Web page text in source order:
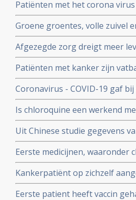
Patiënten met het corona
slechtere prognose om te
Groene groentes, volle zuivel
blijkt uit studie van kinderarts
virus (COVID-19)
Afgezegde zorg dreigt meer
van Gupta Strategists, een
Patiënten met kanker zijn
(beenmergonderdrukking)
overleden daardoor relatief
Coronavirus - COVID-19 gaf
verkoudheid en geen koorts
onderzoek bij 86
Is chloroquine een werkend
wel op. Hier een paar studies
Uit Chinese studie gegevens
mensen besmet met het
herstelt
Eerste medicijnen, waaronder
uitstekend te werken. 80
onderzoekers
Kankerpatiënt op zichzelf
NOS in een artikel
Eerste patient heeft vaccin